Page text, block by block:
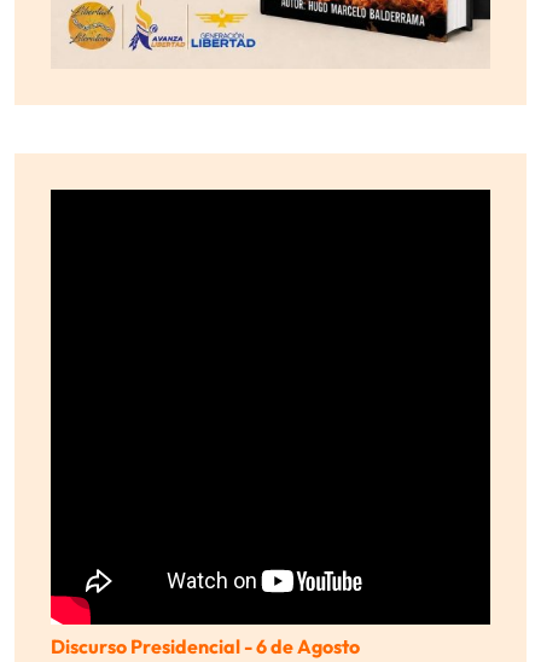
Discurso Presidencial - 6 de Agosto